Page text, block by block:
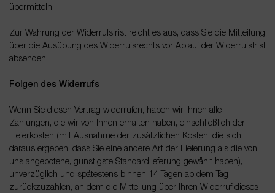
übermitteln.
Zur Wahrung der Widerrufsfrist reicht es aus, dass Sie die Mitteilung
über die Ausübung des Widerrufsrechts vor Ablauf der Widerrufsfrist
absenden.
Folgen des Widerrufs
Wenn Sie diesen Vertrag widerrufen, haben wir Ihnen alle
Zahlungen, die wir von Ihnen erhalten haben, einschließlich der
Lieferkosten (mit Ausnahme der zusätzlichen Kosten, die sich
daraus ergeben, dass Sie eine andere Art der Lieferung als die von
uns angebotene, günstigste Standardlieferung gewählt haben),
unverzüglich und spätestens binnen 14 Tagen ab dem Tag
zurückzuzahlen, an dem die Mitteilung über Ihren Widerruf dieses